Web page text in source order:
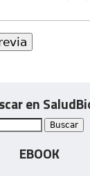
en
EBOOK